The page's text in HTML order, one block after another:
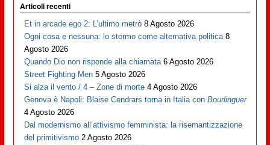
Articoli recenti
Et in arcade ego 2: L’ultimo metrò 8 Agosto 2026
Ogni cosa e nessuna: lo stormo come alternativa politica 8
Agosto 2026
Quando Dio non risponde alla chiamata 6 Agosto 2026
Street Fighting Men 5 Agosto 2026
Si alza il vento / 4 – Zone di morte 4 Agosto 2026
Genova è Napoli: Blaise Cendrars torna in Italia conBourlinguer
4 Agosto 2026
Dal modernismo all’attivismo femminista: la risemantizzazione
del primitivismo 2 Agosto 2026